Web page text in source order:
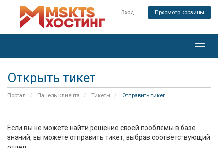
Вход Просмотр корзины
Открыть тикет
Портал Панель клиента Тикеты Отправить тикет
Если вы не можете найти решение своей проблемы в базе
знаний, вы можете отправить тикет, выбрав соответствующий